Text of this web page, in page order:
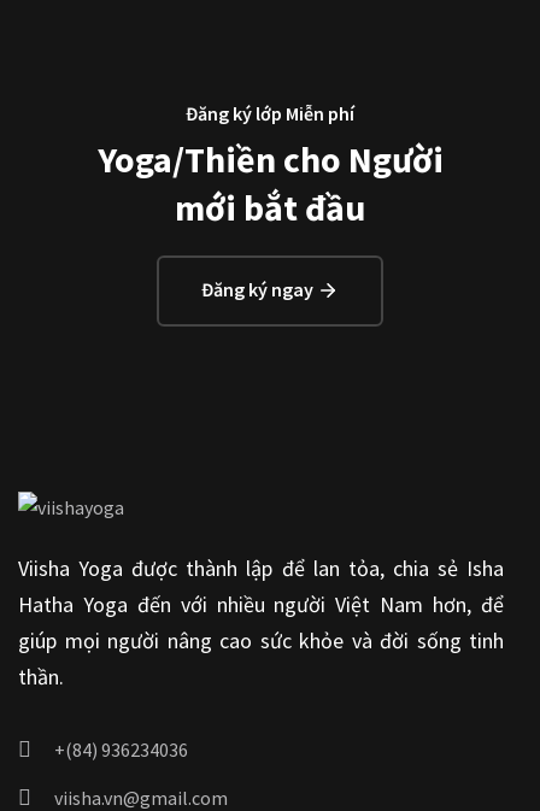
Đăng ký lớp Miễn phí
Yoga/Thiền cho Người
mới bắt đầu
Đăng ký ngay
Viisha Yoga được thành lập để lan tỏa, chia sẻ Isha
Hatha Yoga đến với nhiều người Việt Nam hơn, để
giúp mọi người nâng cao sức khỏe và đời sống tinh
thần.
+(84) 936234036
viisha.vn@gmail.com